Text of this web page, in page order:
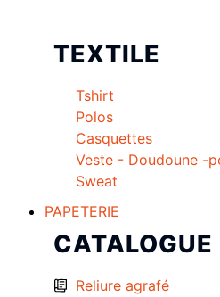
TEXTILE
Tshirt
Polos
Casquettes
Veste - Doudoune -
Sweat
PAPETERIE
CATALOGUE
Reliure agrafé